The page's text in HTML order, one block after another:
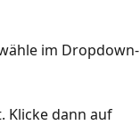
im Dropdown-
Klicke dann auf